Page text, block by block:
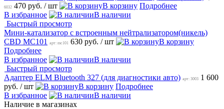
6032 470 руб. / шт В корзину Подробнее
В избранное
В наличии
Быстрый просмотр
Мини-катализатор с встроенным нейтрализатором(никель)
CBD MC101
арт: mc101 630 руб. / шт
В корзину
Подробнее
В избранное
В наличии
Быстрый просмотр
Адаптер ELM Bluetooth 327 (для диагностики авто) арт: 3003 1 600
руб. / шт В корзину Подробнее
В избранное
В наличии
Наличие в магазинах